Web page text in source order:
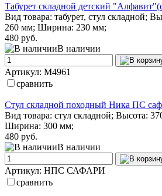
Табурет складной детский
Вид товара: табурет, стул складной;
260 мм; Ширина: 230 мм;
480 руб.
В наличии
Артикул: М4961
сравнить
Стул складной походный Ника ПС
Вид товара: стул складной; Высота:
Ширина: 300 мм;
480 руб.
В наличии
Артикул: НПС САФАРИ
сравнить